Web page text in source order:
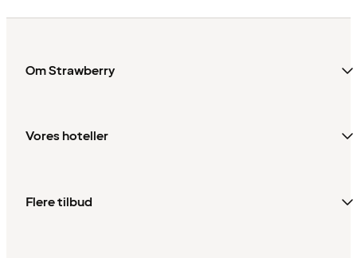
Om Strawberry
Vores hoteller
Flere tilbud